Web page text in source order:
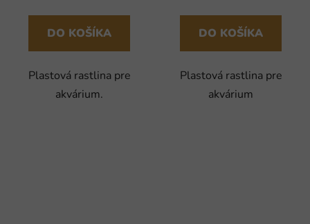
DO KOŠÍKA
Plastová rastlina pre
akvárium.
DO KOŠÍKA
Plastová rastlina pre
akvárium